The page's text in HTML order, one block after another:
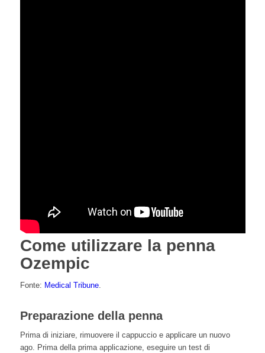
Come utilizzare la penna
Ozempic
Fonte: Medical Tribune.
Preparazione della penna
Prima di iniziare, rimuovere il cappuccio e applicare un nuovo
ago. Prima della prima applicazione, eseguire un test di